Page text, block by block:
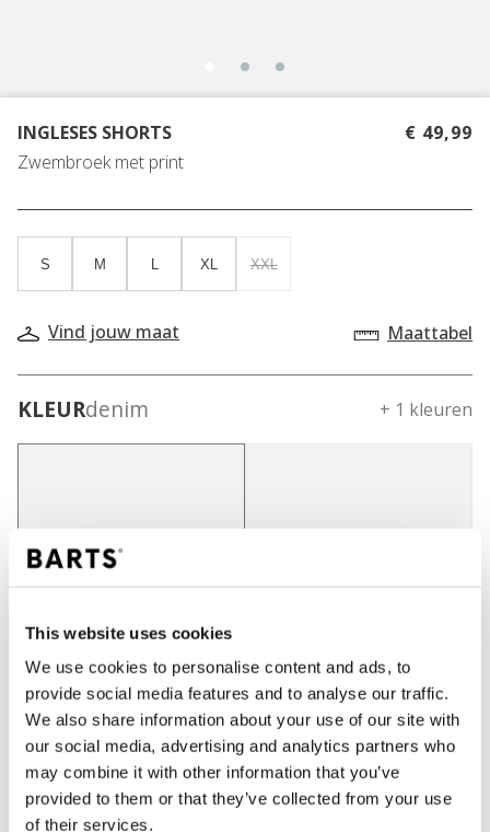
This website uses cookies
We use cookies to personalise content and ads, to
provide social media features and to analyse our traffic.
We also share information about your use of our site with
our social media, advertising and analytics partners who
may combine it with other information that you’ve
provided to them or that they’ve collected from your use
of their services.
INGLESES SHORTS
Zwembroek met print
€ 49,99
S M L XL XXL
Vind jouw maat Maattabel
KLEURdenim + 1 kleuren